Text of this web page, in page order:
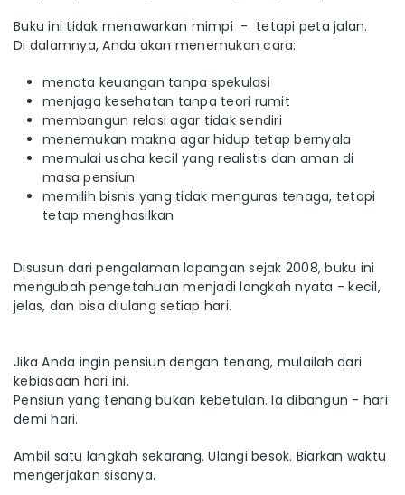
Buku ini tidak menawarkan mimpi - tetapi peta jalan.
Di dalamnya, Anda akan menemukan cara:
menata keuangan tanpa spekulasi
menjaga kesehatan tanpa teori rumit
membangun relasi agar tidak sendiri
menemukan makna agar hidup tetap bernyala
memulai usaha kecil yang realistis dan aman di
masa pensiun
memilih bisnis yang tidak menguras tenaga, tetapi
tetap menghasilkan
Disusun dari pengalaman lapangan sejak 2008, buku ini
mengubah pengetahuan menjadi langkah nyata - kecil,
jelas, dan bisa diulang setiap hari.
Jika Anda ingin pensiun dengan tenang, mulailah dari
kebiasaan hari ini.
Pensiun yang tenang bukan kebetulan. Ia dibangun - hari
demi hari.
Ambil satu langkah sekarang. Ulangi besok. Biarkan waktu
mengerjakan sisanya.